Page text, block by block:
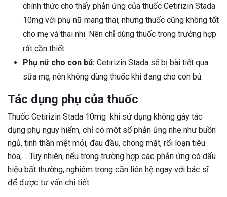
chính thức cho thấy phản ứng của thuốc Cetirizin Stada
10mg với phụ nữ mang thai, nhưng thuốc cũng không tốt
cho mẹ và thai nhi. Nên chỉ dùng thuốc trong trường hợp
rất cần thiết.
Phụ nữ cho con bú: Cetirizin Stada sẽ bị bài tiết qua
sữa mẹ, nên không dùng thuốc khi đang cho con bú.
Tác dụng phụ của thuốc
Thuốc Cetirizin Stada 10mg khi sử dụng không gây tác
dụng phụ nguy hiểm, chỉ có một số phản ứng nhẹ như buồn
ngủ, tinh thần mệt mỏi, đau đầu, chóng mặt, rối loạn tiêu
hóa,… Tuy nhiên, nếu trong trường hợp các phản ứng có dấu
hiệu bất thường, nghiêm trọng cần liên hệ ngay với bác sĩ
để được tư vấn chi tiết.